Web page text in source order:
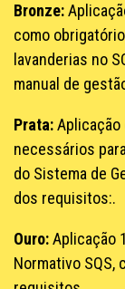
Bronze:
como
lavanderias no
manual de
Prata:
necessários
do Sistema de
dos requisitos:.
Ouro:Aplicação
Normativo SQS,